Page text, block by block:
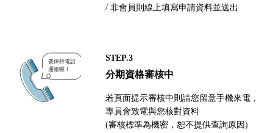
/ 非會員則線上填寫申請資料並送出
STEP.3
分期資格審核中
若頁面提示審核中則請您留意手機來電，
專員會致電與您核對資料
(審核標準為機密，恕不提供查詢原因)